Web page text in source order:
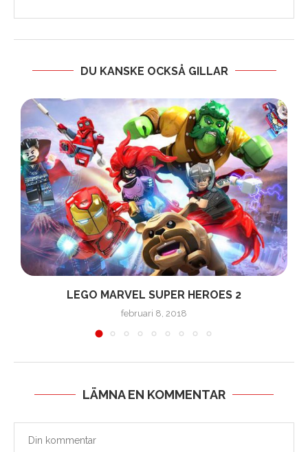
DU KANSKE OCKSÅ GILLAR
LEGO MARVEL SUPER HEROES 2
februari 8, 2018
LÄMNA EN KOMMENTAR